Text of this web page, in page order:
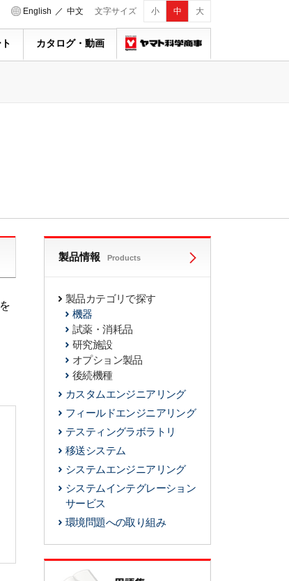
文字サイズ 小 中 大
English ／ 中文
カタログ・動画
製品情報 Products
製品カテゴリで探す
機器
試薬・消耗品
研究施設
オプション製品
後続機種
カスタムエンジニアリング
フィールドエンジニアリング
テスティングラボラトリ
移送システム
システムエンジニアリング
システムインテグレーション
サービス
環境問題への取り組み